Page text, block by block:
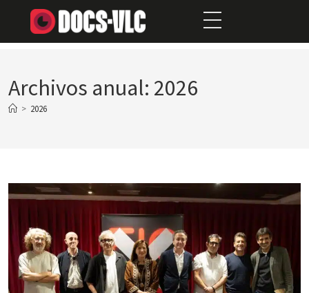
Archivos anual: 2026
> 2026